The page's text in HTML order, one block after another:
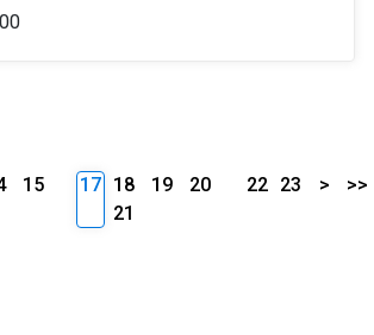
15
17 18 19
20
21
22 23 > >>